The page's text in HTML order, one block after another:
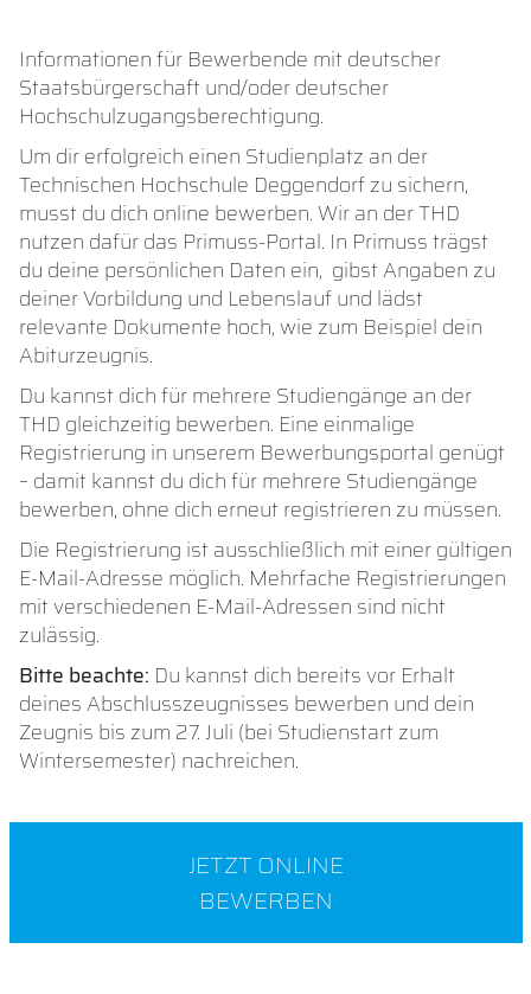
Informationen für Bewerbende mit deutscher
Staats­bürgerschaft und/oder deutscher
Hochschulzugangsberechtigung.
Um dir erfolgreich einen Studienplatz an der
Technischen Hochschule Deggendorf zu sichern,
musst du dich online bewerben. Wir an der THD
nutzen dafür das Primuss-Portal. In Primuss trägst
du deine persönlichen Daten ein, gibst Angaben zu
deiner Vorbildung und Lebenslauf und lädst
relevante Dokumente hoch, wie zum Beispiel dein
Abiturzeugnis.
Du kannst dich für mehrere Studiengänge an der
THD gleichzeitig bewerben. Eine einmalige
Registrierung in unserem Bewerbungsportal genügt
– damit kannst du dich für mehrere Studiengänge
bewerben, ohne dich erneut registrieren zu müssen.
Die Registrierung ist ausschließlich mit einer gültigen
E-Mail-Adresse möglich. Mehrfache Registrierungen
mit verschiedenen E-Mail-Adressen sind nicht
zulässig.
Bitte beachte: Du kannst dich bereits vor Erhalt
deines Abschlusszeugnisses bewerben und dein
Zeugnis bis zum 27. Juli (bei Studienstart zum
Wintersemester) nachreichen.
JETZT ONLINE
BEWERBEN